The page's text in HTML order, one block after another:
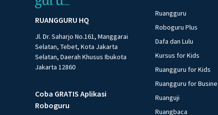
RUANGGURU HQ
Jl. Dr. Saharjo No.161, Manggarai
Selatan, Tebet, Kota Jakarta
Selatan, Daerah Khusus Ibukota
Jakarta 12860
Coba GRATIS Aplikasi
Roboguru
Ruangguru
Roboguru Plus
Dafa dan Lulu
Kursus for Kids
Ruangguru for Kids
Ruangguru for
Ruanguji
Ruangbaca